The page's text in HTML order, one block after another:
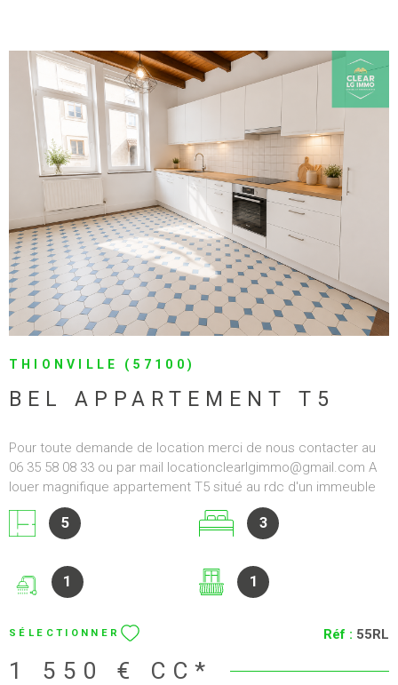
THIONVILLE (57100)
BEL APPARTEMENT T5
Pour toute demande de location merci de nous contacter au
06 35 58 08 33 ou par mail locationclearlgimmo@gmail.com A
louer magnifique appartement T5 situé au rdc d'un immeuble
d'époque, grande hauteur au plafond, composé d'une entrée,
vaste salon-séjour, 3 grandes chambres, 1 salle d'eau, 1 cuisine
1500 €uros avec charges. 2.15.1.0 2.15.1.0 2.15.1.0
5 3
1 1
SÉLECTIONNER Réf : 55RL
1 550 € CC*
VOIR LE BIEN